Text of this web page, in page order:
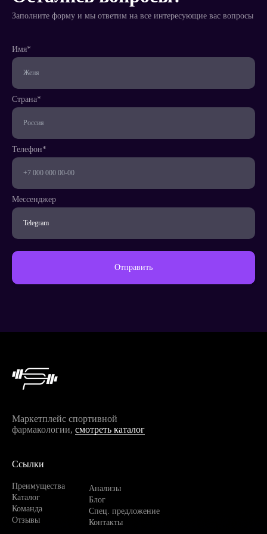
менеджеру
Телефон*
Заполните форму и мы ответим на все интересующие вас вопросы
Имя*
Страна*
Телефон*
Мессенджер
Отправить
Маркетплейс спортивной
фармакологии, смотреть каталог
Ссылки
Преимущества
Каталог
Команда
Отзывы
Анализы
Блог
Спец. предложение
Контакты